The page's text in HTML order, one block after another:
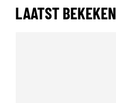
LAATST BEKEKEN